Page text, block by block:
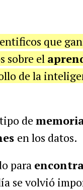
que
sobre el
de la
de
en los datos.
para
se volvió